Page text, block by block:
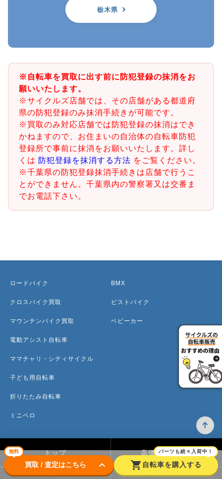
栃木県
※自転車を買取に出す前に防犯登録の抹消をお
願いいたします。
※サイクルズ店舗では、その店舗がある都道府
県の防犯登録のみ抹消手続きが可能です。
※買取のみ対応店舗では防犯登録の抹消はでき
かねますので、お住まいの自治体の自転車防犯
登録所で事前に抹消をお願いいたします。詳し
くは 防犯登録を抹消する方法 をご覧ください。
※千葉県の防犯登録抹消手続きは店舗で行うこ
とができません。千葉県内の警察署又は交番ま
でお電話下さい。
無料
買取 / 査定はこちら keyboard_arrow_down shopping_cart
パーツも続々入荷中！
自転車を購入する
ロードバイク
クロスバイク買取
マウンテンバイク買取
電動アシスト自転車
ママチャリ・シティサイクル
子ども用自転車
折りたたみ自転車
ミニベロ
BMX
ピストバイク
ベビーカー
トップ 高価買取のワケ